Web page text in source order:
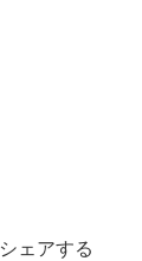
シェアする